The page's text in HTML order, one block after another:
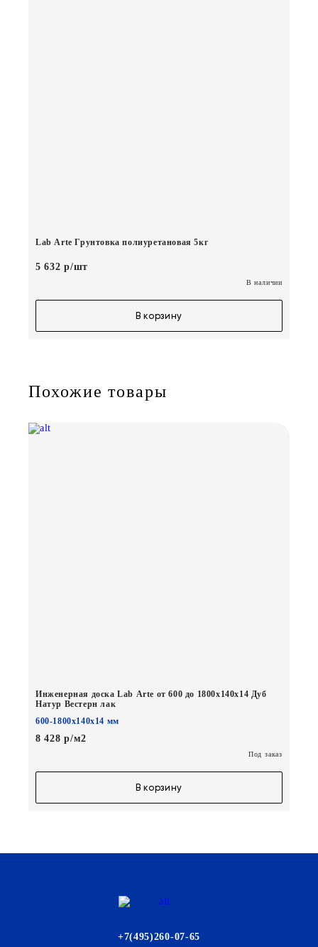
Lab Arte Грунтовка полиуретановая 5кг
5 632 р/шт
В наличии
В корзину
Похожие товары
Инженерная доска Lab Arte от 600 до 1800х140х14 Дуб
Натур Вестерн лак
600-1800х140х14 мм
8 428 р/м2
Под заказ
В корзину
+7(495)260-07-65